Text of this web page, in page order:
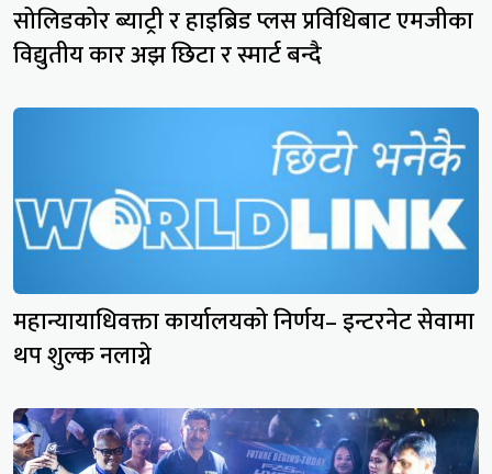
सोलिडकोर ब्याट्री र हाइब्रिड प्लस प्रविधिबाट एमजीका
विद्युतीय कार अझ छिटा र स्मार्ट बन्दै
महान्यायाधिवक्ता कार्यालयको निर्णय– इन्टरनेट सेवामा
थप शुल्क नलाग्ने